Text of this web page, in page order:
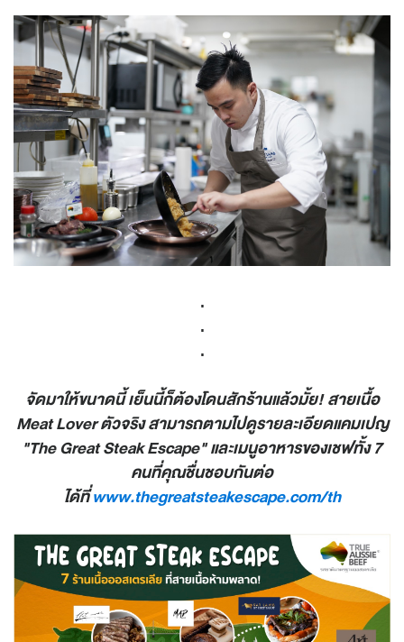
.
.
.
จัดมาให้ขนาดนี้ เย็นนี้ก็ต้องโดนสักร้านแล้วมั้ย! สายเนื้อ
Meat Lover ตัวจริง สามารถตามไปดูรายละเอียดแคมเปญ
"The Great Steak Escape" และเมนูอาหารของเชฟทั้ง 7
คนที่คุณชื่นชอบกันต่อ
ได้ที่www.thegreatsteakescape.com/th